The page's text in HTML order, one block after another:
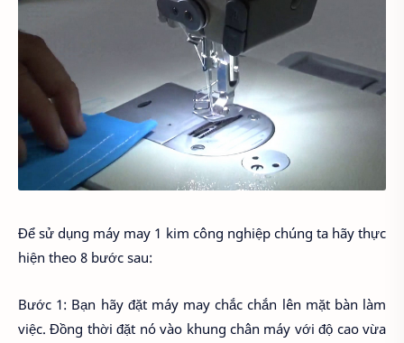
Để sử dụng máy may 1 kim công nghiệp chúng ta hãy thực
hiện theo 8 bước sau:
Bước 1: Bạn hãy đặt máy may chắc chắn lên mặt bàn làm
việc. Đồng thời đặt nó vào khung chân máy với độ cao vừa